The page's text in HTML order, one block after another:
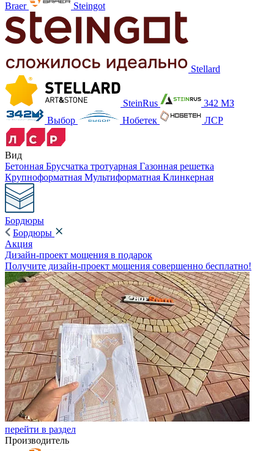
Braer
Steingot
Stellard
SteinRus
342 МЗ
Выбор
Нобетек ЛСР
Вид
Бетонная Брусчатка тротуарная Газонная решетка
Крупноформатная Мультиформатная Клинкерная
Бордюры
Бордюры
Акция
Дизайн-проект мощения в подарок
Получите дизайн-проект мощения совершенно бесплатно!
перейти в раздел
Производитель